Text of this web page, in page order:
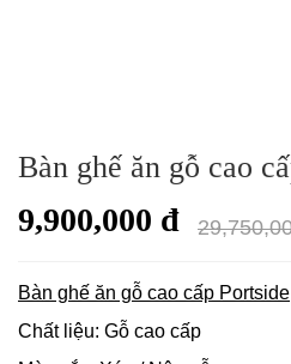
KIẾN THỨC
LIÊN HỆ
Bàn ghế ăn gỗ cao
9,900,000 đ
Bàn ghế ăn gỗ cao cấp Portside
Chất liệu: Gỗ cao cấp